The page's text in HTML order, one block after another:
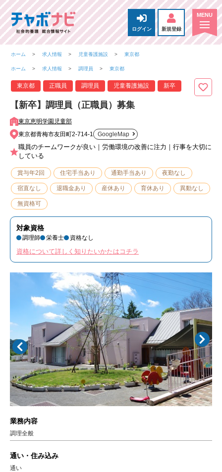
ログイン 新規登録
ホーム 求人情報 児童養護施設 東京都
ホーム 求人情報 調理員 東京都
東京都 正職員 調理員 児童養護施設 新卒
【新卒】調理員（正職員）募集
東京恵明学園児童部
東京都青梅市友田町2-714-1
GoogleMap
職員のチームワークが良い｜労働環境の改善に注力｜行事を大切に
している
賞与年2回 住宅手当あり 通勤手当あり 夜勤なし
宿直なし 退職金あり 産休あり 育休あり 異動なし
無資格可
対象資格
調理師 栄養士 資格なし
資格について詳しく知りたいかたはコチラ
業務内容
調理全般
通い・住み込み
通い